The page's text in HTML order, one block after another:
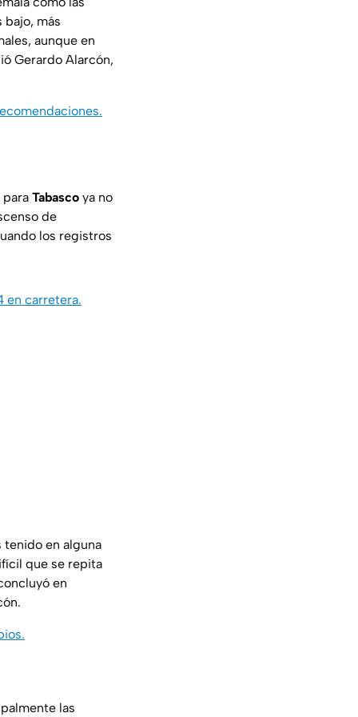
bajo, más
aunque en
Gerardo Alarcón,
Tabasco ya no
de
los registros
en carretera.
tenido en alguna
que se repita
en
las